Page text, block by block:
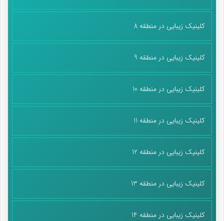
کلینیک زیبایی در منطقه 8
کلینیک زیبایی در منطقه 9
کلینیک زیبایی در منطقه 10
کلینیک زیبایی در منطقه 11
کلینیک زیبایی در منطقه 12
کلینیک زیبایی در منطقه 13
کلینیک زیبایی در منطقه 14